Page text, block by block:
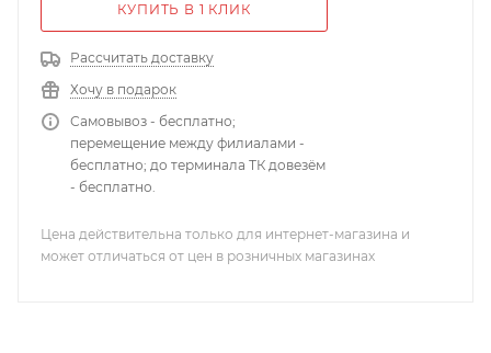
КУПИТЬ В 1 КЛИК
Рассчитать доставку
Хочу в подарок
Самовывоз - бесплатно;
перемещение между филиалами -
бесплатно; до терминала ТК довезём
- бесплатно.
Цена действительна только для интернет-магазина и
может отличаться от цен в розничных магазинах